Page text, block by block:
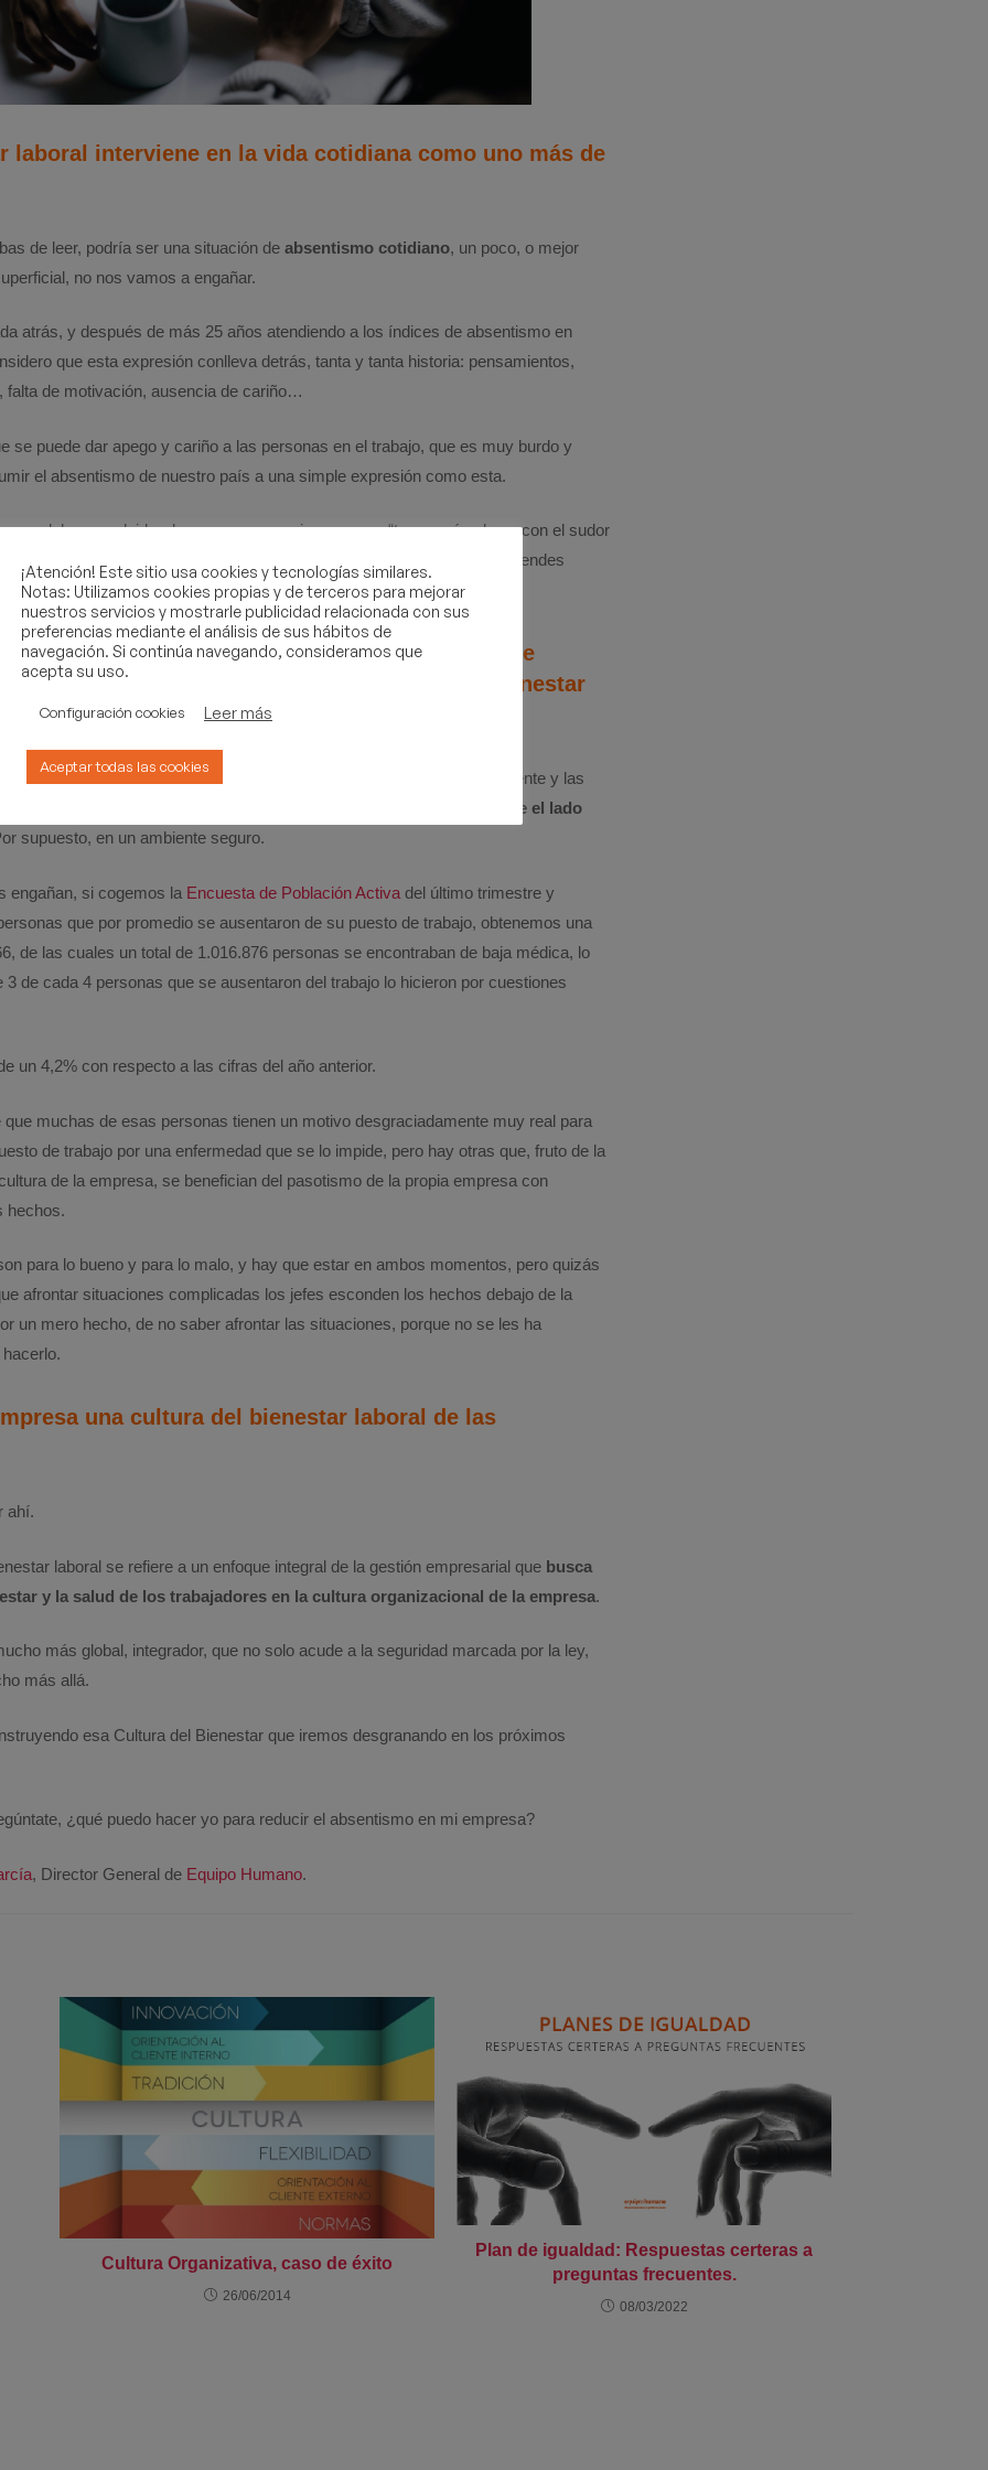
laboral interviene en la vida cotidiana como uno más de
de leer, podría ser una situación de absentismo cotidiano, un poco, o mejor
no nos vamos a engañar.
atrás, y después de más 25 años atendiendo a los índices de absentismo en
que esta expresión conlleva detrás, tanta y tanta historia: pensamientos,
falta de motivación, ausencia de cariño…
se puede dar apego y cariño a las personas en el trabajo, que es muy burdo y
el absentismo de nuestro país a una simple expresión como esta.
debemos olvidar de una vez expresiones como “te ganarás el pan con el sudor
de “harás pan con tus compañeros y compañeras mientras aprendes
ejemplo.
pensamientos que nada afianzan la confianza de
y creemos lo que es la Cultura del Bienestar
empresa.
un ambiente de trabajo donde la confianza, comunicación transparente y las
pongamos foco en cómo reducir el absentismo desde el lado
supuesto, en un ambiente seguro.
engañan, si cogemos la Encuesta de Población Activa del último trimestre y
que por promedio se ausentaron de su puesto de trabajo, obtenemos una
de las cuales un total de 1.016.876 personas se encontraban de baja médica, lo
3 de cada 4 personas que se ausentaron del trabajo lo hicieron por cuestiones
un 4,2% con respecto a las cifras del año anterior.
muchas de esas personas tienen un motivo desgraciadamente muy real para
de trabajo por una enfermedad que se lo impide, pero hay otras que, fruto de la
de la empresa, se benefician del pasotismo de la propia empresa con
hechos.
para lo bueno y para lo malo, y hay que estar en ambos momentos, pero quizás
afrontar situaciones complicadas los jefes esconden los hechos debajo de la
un mero hecho, de no saber afrontar las situaciones, porque no se les ha
una cultura del bienestar laboral de las
ahí.
laboral se refiere a un enfoque integral de la gestión empresarial que busca
y la salud de los trabajadores en la cultura organizacional de la empresa.
más global, integrador, que no solo acude a la seguridad marcada por la ley,
más allá.
esa Cultura del Bienestar que iremos desgranando en los próximos
¿qué puedo hacer yo para reducir el absentismo en mi empresa?
, Director General de Equipo Humano.
Cultura Organizativa, caso de éxito
26/06/2014
Plan de igualdad: Respuestas certeras a
preguntas frecuentes.
08/03/2022
¡Atención! Este sitio usa cookies y tecnologías similares.
Notas: Utilizamos cookies propias y de terceros para mejorar
nuestros servicios y mostrarle publicidad relacionada con sus
preferencias mediante el análisis de sus hábitos de
navegación. Si continúa navegando, consideramos que
acepta su uso.
Configuración cookies Leer más
Aceptar todas las cookies